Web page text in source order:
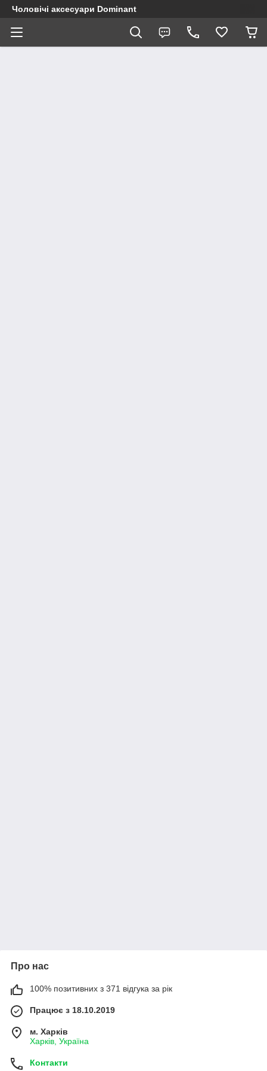
Чоловічі аксесуари Dominant
Про нас
100% позитивних з 371 відгука за рік
Працює з 18.10.2019
м. Харків
Харків, Україна
Контакти